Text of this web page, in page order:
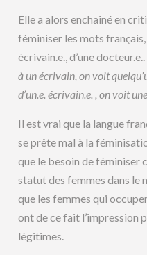
Elle a alors enchaîné en
féminiser les mots français,
écrivain.e., d’une
à un écrivain, on voit
d’un.e. écrivain.e. , on voit
Il est vrai que la langue
se prête mal à la
que le besoin de féminiser
statut des femmes dans le
que les femmes qui
ont de ce fait l’impression
légitimes.